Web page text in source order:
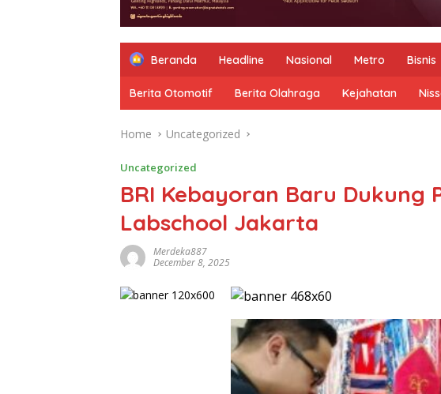
Beranda Headline Nasional Metro Bisnis
Berita Otomotif Berita Olahraga Kejahatan
Home Uncategorized
Uncategorized
BRI Kebayoran Baru Dukung
Labschool Jakarta
Merdeka887
December 8, 2025